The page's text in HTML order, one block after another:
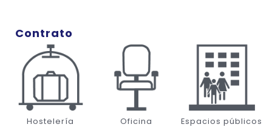
Contrato
Hostelería Oficina Espacios públicos